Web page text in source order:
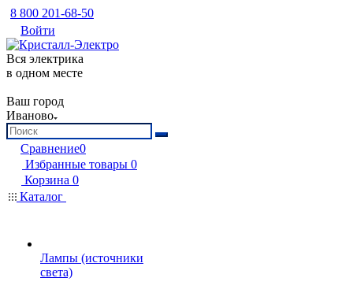
8 800 201-68-50
Войти
Вся электрика
в одном месте
Ваш город
Иваново
Сравнение0
Избранные товары 0
Корзина 0
Каталог
Лампы (источники
света)